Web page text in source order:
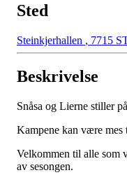
Sted
Steinkjerhallen , 7715
Beskrivelse
Snåsa og Lierne stiller
Kampene kan være
Velkommen til alle som
av sesongen.